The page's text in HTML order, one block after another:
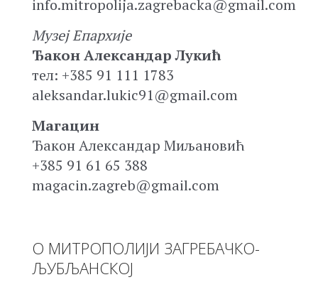
info.mitropolija.zagrebacka@gmail.com
Музеј Епархије
Ђакон Александар Лукић
тел: +385 91 111 1783
aleksandar.lukic91@gmail.com
Магацин
Ђакон Александар Миљановић
+385 91 61 65 388
magacin.zagreb@gmail.com
О МИТРОПОЛИЈИ ЗАГРЕБАЧКО-
ЉУБЉАНСКОЈ